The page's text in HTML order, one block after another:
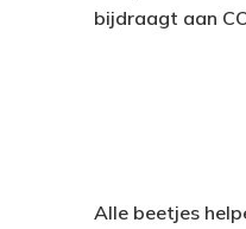
bijdraagt aan
Alle beetjes